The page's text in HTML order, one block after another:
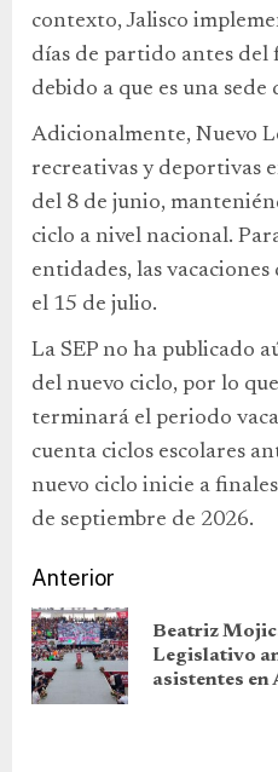
contexto, Jalisco
días de partido antes del
debido a que es una
Adicionalmente, Nuevo
recreativas y deportivas
del 8 de junio,
ciclo a nivel nacional.
entidades, las
el 15 de julio.
La SEP no ha publicado
del nuevo ciclo, por lo
terminará el periodo
cuenta ciclos escolares
nuevo ciclo inicie a
de septiembre de 2026.
Anterior
Beatriz
Legislativo
asistentes en